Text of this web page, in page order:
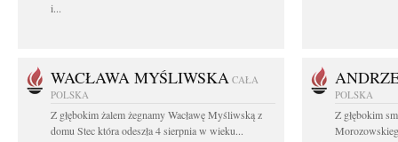
i...
WACŁAWA MYŚLIWSKA CAŁA
POLSKA
Z głębokim żalem żegnamy Wacławę Myśliwską z
domu Stec która odeszła 4 sierpnia w wieku...
POLSKA
Z głębokim